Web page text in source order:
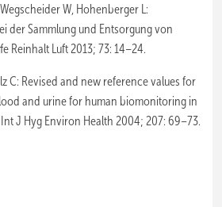
W, Hohenberger L:
der Sammlung und Entsorgung von
Reinhalt Luft 2013; 73: 14–24.
C: Revised and new reference values for
and urine for human biomonitoring in
J Hyg Environ Health 2004; 207: 69–73.